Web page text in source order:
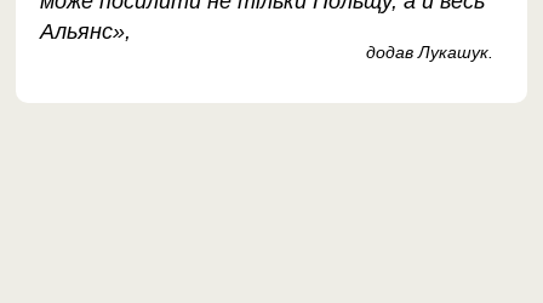
Альянс»,
додав Лукашук.